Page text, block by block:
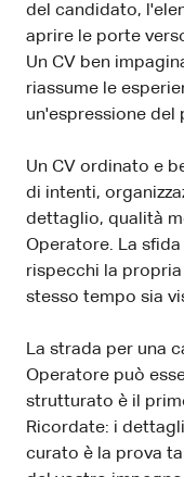
del candidato,
aprire le porte
Un CV ben
riassume le
un'espressione
Un CV ordinato e
di intenti,
dettaglio, qualità
Operatore. La
rispecchi la
stesso tempo sia
La strada per una
Operatore può
strutturato è il
Ricordate: i
curato è la prova